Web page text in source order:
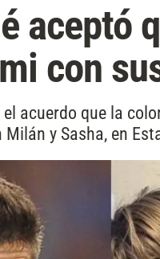
aceptó
con
acuerdo que la
y Sasha, en